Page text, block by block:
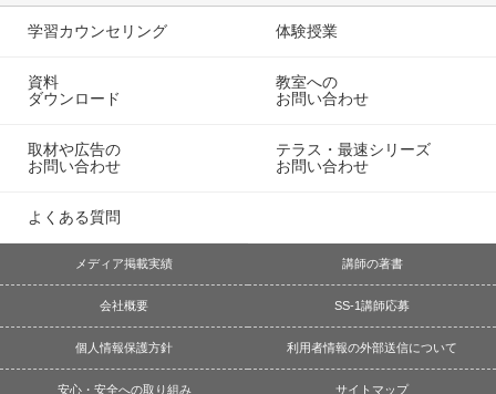
学習カウンセリング 体験授業
資料
ダウンロード
教室への
お問い合わせ
取材や広告の
お問い合わせ
テラス・最速シリーズ
お問い合わせ
よくある質問
メディア掲載実績 講師の著書
会社概要 SS-1講師応募
個人情報保護方針 利用者情報の外部送信について
安心・安全への取り組み サイトマップ